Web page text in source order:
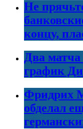
Не
концу,
Два матча
график
Фридрих
обделал